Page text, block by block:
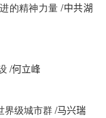
的精神力量 /中共湖
/何立峰
界级城市群/马兴瑞